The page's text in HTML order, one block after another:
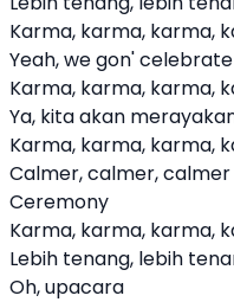
Karma, karma, karma,
Yeah, we gon'
Karma, karma, karma,
Ya, kita akan
Karma, karma, karma,
Calmer, calmer, calmer
Ceremony
Karma, karma, karma,
Lebih tenang, lebih
Oh, upacara